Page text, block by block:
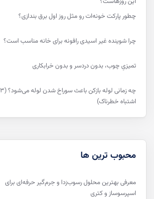
چطور پارکت خونه‌ات رو مثل روز اول برق بندازی؟
چرا شوینده غیر اسیدی رافونه برای خانه مناسب است؟
تمیزیِ چوب، بدون دردسر و بدون خرابکاری
چه زمانی لوله بازکن باعث سوراخ شدن لوله می‌شود؟ (۳
اشتباه خطرناک)
محبوب ترین ها
معرفی بهترین محلول رسوب‌زدا و جرم‌گیر حرفه‌ای برای
اسپرسوساز و کتری